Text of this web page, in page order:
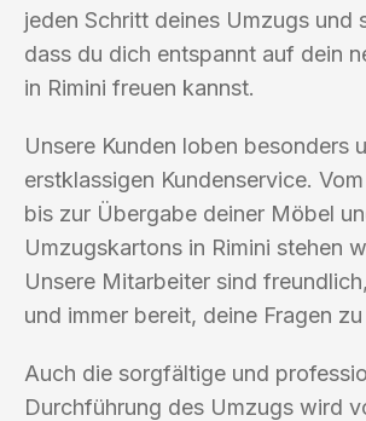
jeden Schritt deines Umzugs und
dass du dich entspannt auf dein
in Rimini freuen kannst.
Unsere Kunden loben besonders
erstklassigen Kundenservice.
bis zur Übergabe deiner Möbel
Umzugskartons in Rimini stehen
Unsere Mitarbeiter sind
und immer bereit, deine Fragen
Auch die sorgfältige und
Durchführung des Umzugs wird